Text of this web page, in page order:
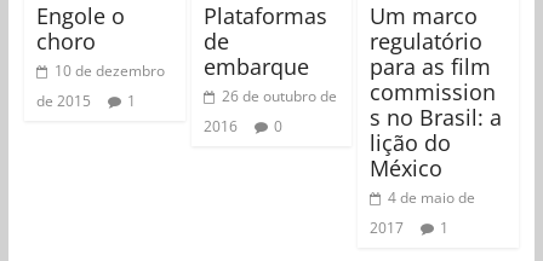
Engole o
choro
10 de dezembro
de 2015
1
Plataformas
de
embarque
26 de outubro de
2016
0
Um marco
regulatório
para as film
commission
s no Brasil: a
lição do
México
4 de maio de
2017
1